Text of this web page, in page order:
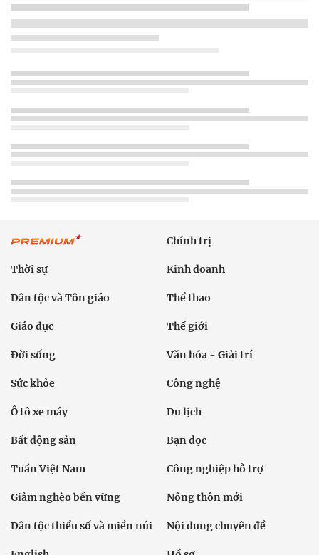
Chính trị
Thời sự Kinh doanh
Dân tộc và Tôn giáo Thể thao
Giáo dục Thế giới
Đời sống Văn hóa - Giải trí
Sức khỏe Công nghệ
Ô tô xe máy Du lịch
Bất động sản Bạn đọc
Tuần Việt Nam Công nghiệp hỗ trợ
Giảm nghèo bền vững Nông thôn mới
Dân tộc thiểu số và miền núi Nội dung chuyên đề